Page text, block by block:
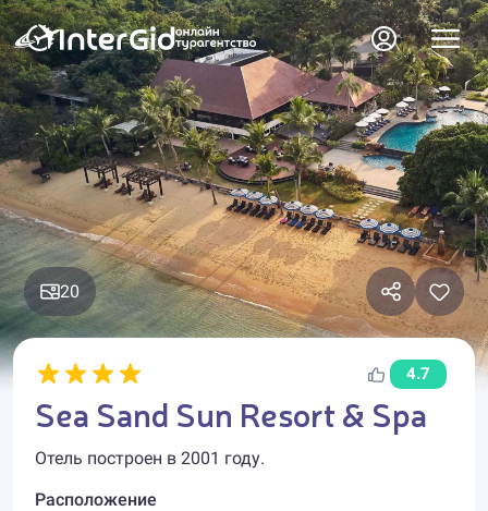
20
4.7
Sea Sand Sun Resort & Spa
Отель построен в 2001 году.
Расположение